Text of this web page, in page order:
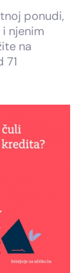
ponudi,
njenim
na
71